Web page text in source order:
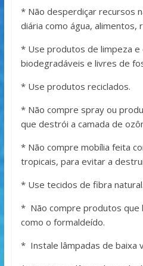
* Não desperdiçar recursos
diária como água, alimentos,
* Use produtos de limpeza
biodegradáveis e livres de
* Use produtos reciclados.
* Não compre spray ou
que destrói a camada de
* Não compre mobília feita
tropicais, para evitar a
* Use tecidos de fibra natural.
* Não compre produtos que
como o formaldeído.
* Instale lâmpadas de baixa